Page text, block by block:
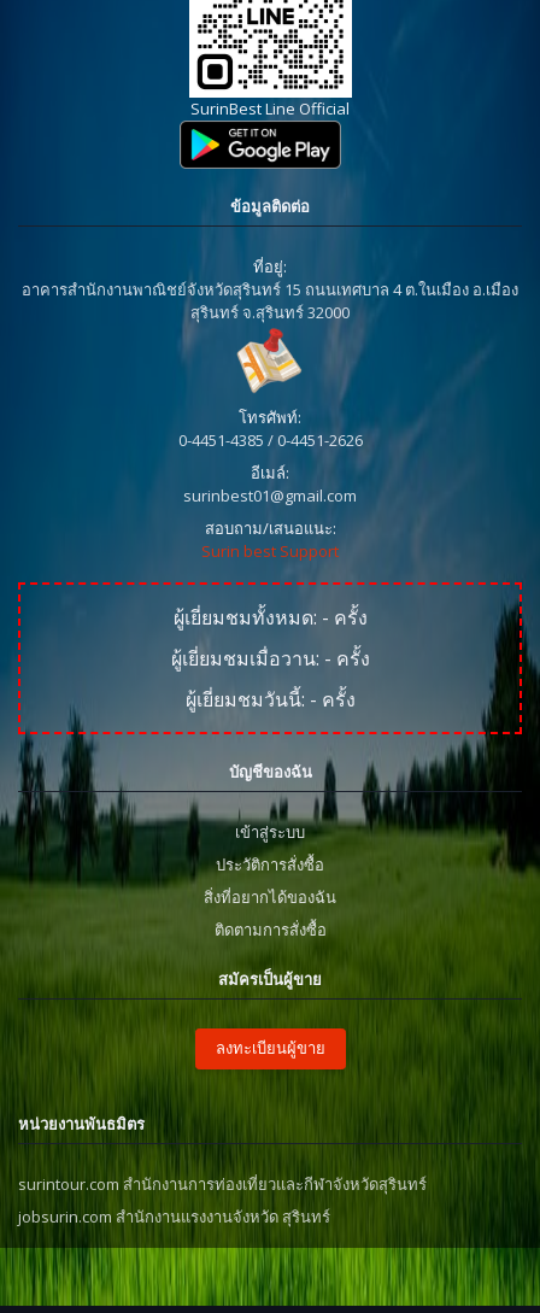
SurinBest Line Official
ข้อมูลติดต่อ
ที่อยู่:
อาคารสำนักงานพาณิชย์จังหวัดสุรินทร์ 15 ถนนเทศบาล 4 ต.ในเมือง อ.เมือง
สุรินทร์ จ.สุรินทร์ 32000
โทรศัพท์:
0-4451-4385 / 0-4451-2626
อีเมล์:
surinbest01@gmail.com
สอบถาม/เสนอแนะ:
Surin best Support
ผู้เยี่ยมชมทั้งหมด: - ครั้ง
ผู้เยี่ยมชมเมื่อวาน: - ครั้ง
ผู้เยี่ยมชมวันนี้: - ครั้ง
บัญชีของฉัน
เข้าสู่ระบบ
ประวัติการสั่งซื้อ
สิ่งที่อยากได้ของฉัน
ติดตามการสั่งซื้อ
สมัครเป็นผู้ขาย
ลงทะเบียนผู้ขาย
หน่วยงานพันธมิตร
surintour.com สำนักงานการท่องเที่ยวและกีฬาจังหวัดสุรินทร์
jobsurin.com สำนักงานแรงงานจังหวัด สุรินทร์